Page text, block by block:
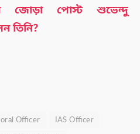
জোড়া পোস্ট শুভেন্দু
তিনি?
Officer IAS Officer